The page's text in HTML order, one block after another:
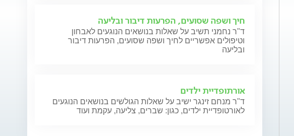
חיך ושפה שסועים, הפרעות דיבור ובליעה
ד"ר נחמני תשיב על שאלות בנושאים הנוגעים לאבחון
וטיפולים אפשריים לחיך ושפה שסועים, הפרעות דיבור
ובליעה
אורתופדיית ילדים
ד"ר מנחם זינגר ישיב על שאלות הגולשים בנושאים הנוגעים
לאורטופדיית ילדים, כגון: שברים, צליעה, עקמת ועוד